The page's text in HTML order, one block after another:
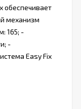
обеспечивает
механизм
165; -
-
Easy Fix